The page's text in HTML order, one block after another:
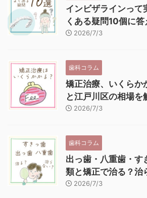
インビザラインって
くある疑問10個に答
2026/7/3
歯科コラム
矯正治療、いくらか
と江戸川区の相場を
2026/7/3
歯科コラム
出っ歯・八重歯・
類と矯正で治る？治
2026/7/3